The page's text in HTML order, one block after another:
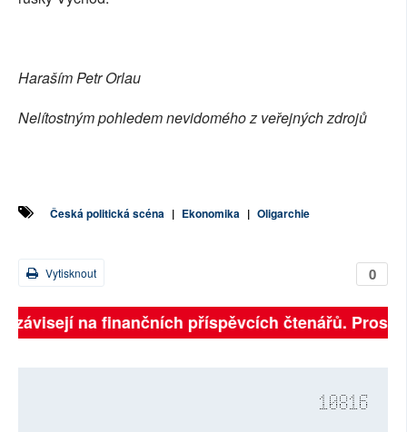
Haraším Petr Orlau
Nelítostným pohledem nevidomého z veřejných zdrojů
Česká politická scéna | Ekonomika | Oligarchie
0
Vytisknout
na finančních příspěvcích čtenářů.
10816